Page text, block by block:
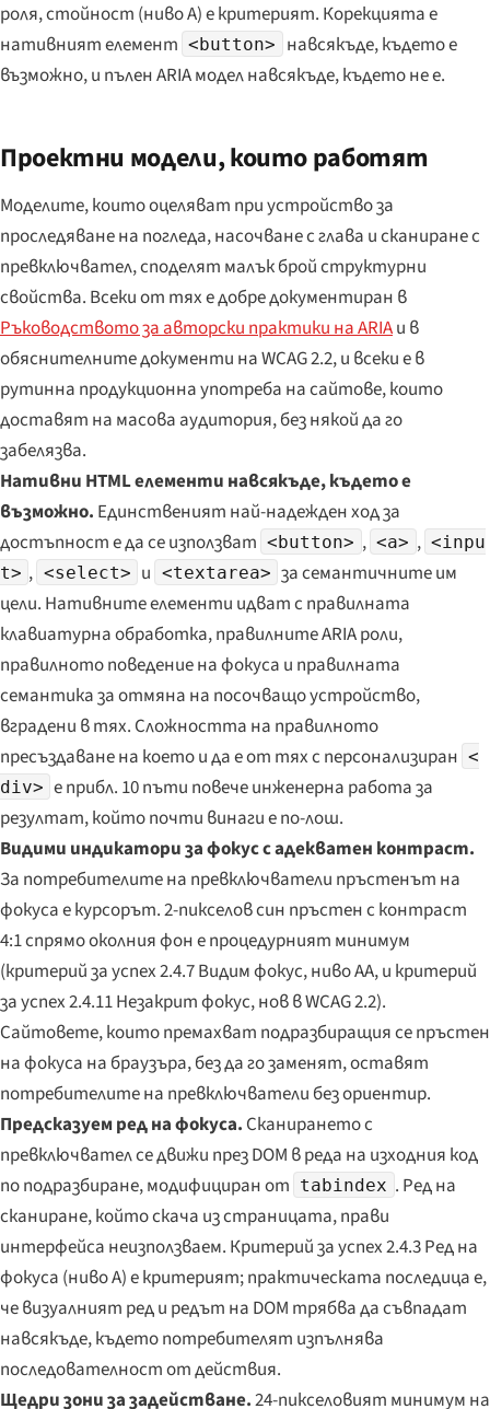
роля, стойност (ниво A) е критерият. Корекцията е
нативният елемент <button>
навсякъде, където е
възможно, и пълен ARIA модел навсякъде, където не е.
Проектни модели, които работят
Моделите, които оцеляват при устройство за
проследяване на погледа, насочване с глава и сканиране с
превключвател, споделят малък брой структурни
свойства. Всеки от тях е добре документиран в
Ръководството за авторски практики на ARIAи в
обяснителните документи на WCAG 2.2, и всеки е в
рутинна продукционна употреба на сайтове, които
доставят на масова аудитория, без някой да го
забелязва.
Нативни HTML елементи навсякъде, където е
възможно. Единственият най-надежден ход за
достъпност е да се използват <button> , <a> , <inpu
t> , <select> и <textarea> за семантичните им
цели. Нативните елементи идват с правилната
клавиатурна обработка, правилните ARIA роли,
правилното поведение на фокуса и правилната
семантика за отмяна на посочващо устройство,
вградени в тях. Сложността на правилното
пресъздаване на което и да е от тях с персонализиран <
div> е прибл. 10 пъти повече инженерна работа за
резултат, който почти винаги е по-лош.
Видими индикатори за фокус с адекватен контраст.
За потребителите на превключватели пръстенът на
фокусаекурсорът. 2-пикселов син пръстен с контраст
4:1 спрямо околния фон е процедурният минимум
(критерий за успех 2.4.7 Видим фокус, ниво AA, и критерий
за успех 2.4.11 Незакрит фокус, нов в WCAG 2.2).
Сайтовете, които премахват подразбиращия се пръстен
на фокуса на браузъра, без да го заменят, оставят
потребителите на превключватели без ориентир.
Предсказуем ред на фокуса. Сканирането с
превключвател се движи през DOM в реда на изходния код
по подразбиране, модифициран от tabindex . Ред на
сканиране, който скача из страницата, прави
интерфейса неизползваем. Критерий за успех 2.4.3 Ред на
фокуса (ниво A) е критерият; практическата последица е,
че визуалният ред и редът на DOM трябва да съвпадат
навсякъде, където потребителят изпълнява
последователност от действия.
Щедри зони за задействане.24-пикселовият минимум на